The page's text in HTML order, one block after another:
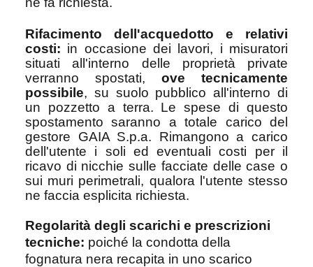
Rifacimento dell'acquedotto e relativi
costi: in occasione dei lavori, i misuratori
situati all'interno delle proprietà private
verranno spostati, ove tecnicamente
possibile, su suolo pubblico all'interno di
un pozzetto a terra. Le spese di questo
spostamento saranno a totale carico del
gestore GAIA S.p.a. Rimangono a carico
dell'utente i soli ed eventuali costi per il
ricavo di nicchie sulle facciate delle case o
sui muri perimetrali, qualora l'utente stesso
ne faccia esplicita richiesta.
Regolarità degli scarichi e prescrizioni
tecniche: poiché la condotta della
fognatura nera recapita in uno scarico